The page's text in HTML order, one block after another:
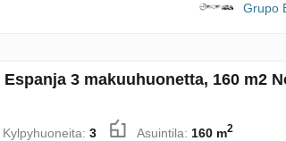
Grupo
3 makuuhuonetta, 160 m2
Kylpyhuoneita: 3 Asuintila: 160 m2